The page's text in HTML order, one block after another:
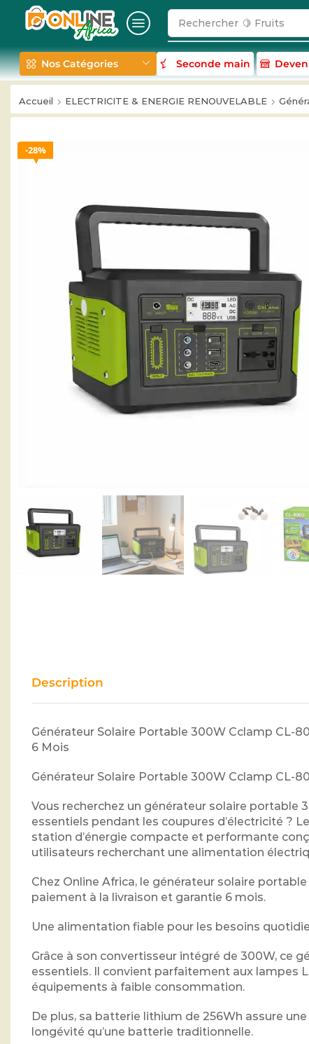
Rechercher 🥛 Milk
Nos Catégories Seconde main
Accueil ELECTRICITE & ENERGIE RENOUVELABLE
28%
Description
Générateur Solaire Portable 300W Cclamp CL-
6 Mois
Générateur Solaire Portable 300W Cclamp CL-
Vous recherchez un générateur solaire portable
essentiels pendant les coupures d’électricité ?
station d’énergie compacte et performante
utilisateurs recherchant une alimentation
Chez Online Africa, le générateur solaire
paiement à la livraison et garantie 6 mois.
Une alimentation fiable pour les besoins
Grâce à son convertisseur intégré de 300W, ce
essentiels. Il convient parfaitement aux lampes
équipements à faible consommation.
De plus, sa batterie lithium de 256Wh assure
longévité qu’une batterie traditionnelle.